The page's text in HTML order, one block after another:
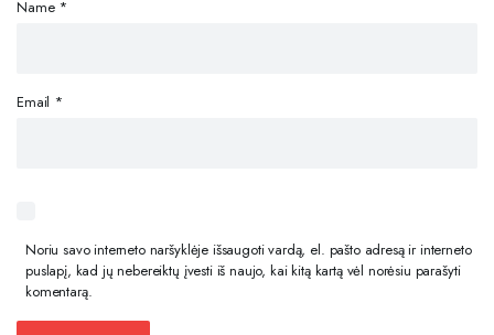
Name *
Email *
Noriu savo interneto naršyklėje išsaugoti vardą, el. pašto adresą ir interneto
puslapį, kad jų nebereiktų įvesti iš naujo, kai kitą kartą vėl norėsiu parašyti
komentarą.